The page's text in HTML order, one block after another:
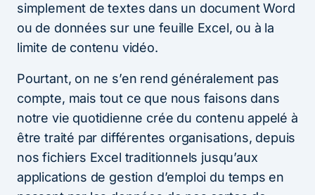
simplement de textes dans un document Word
ou de données sur une feuille Excel, ou à la
limite de contenu vidéo.
Pourtant, on ne s’en rend généralement pas
compte, mais tout ce que nous faisons dans
notre vie quotidienne crée du contenu appelé à
être traité par différentes organisations, depuis
nos fichiers Excel traditionnels jusqu’aux
applications de gestion d’emploi du temps en